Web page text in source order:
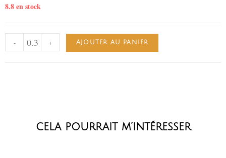
8.8 en stock
- + AJOUTER AU PANIER
cela pourrait m’intéresser